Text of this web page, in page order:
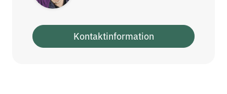
Kontaktinformation